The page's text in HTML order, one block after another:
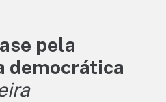
pela
democrática